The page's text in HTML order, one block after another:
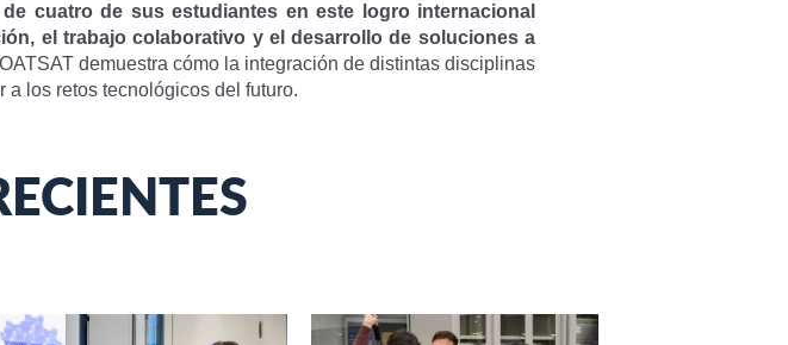
cuatro de sus estudiantes en este logro internacional
el trabajo colaborativo y el desarrollo de soluciones a
demuestra cómo la integración de distintas disciplinas
a los retos tecnológicos del futuro.